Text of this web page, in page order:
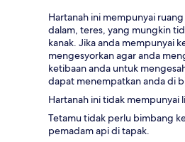
Hartanah ini mempunyai
dalam, teres, yang mungkin
kanak. Jika anda mempunyai
mengesyorkan agar anda
ketibaan anda untuk
dapat menempatkan anda di
Hartanah ini tidak mempunyai
Tetamu tidak perlu bimbang
pemadam api di tapak.